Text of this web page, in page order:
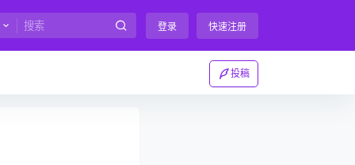
登录 快速注册
投稿